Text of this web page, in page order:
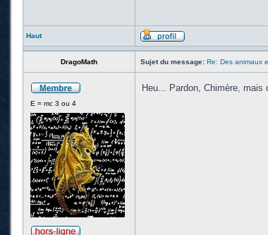
Haut
DragoMath Sujet du message: Re: Des animaux
E = mc 3 ou 4
Heu... Pardon, Chimère,